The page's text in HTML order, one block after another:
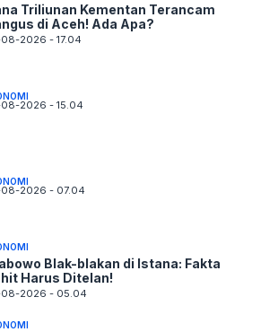
Triliunan Kementan Terancam
di Aceh! Ada Apa?
2026 - 17.04
2026 - 15.04
2026 - 07.04
Blak-blakan di Istana: Fakta
Harus Ditelan!
2026 - 05.04